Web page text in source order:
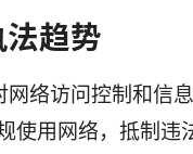
趋势
网络访问控制和信
使用网络，抵制违